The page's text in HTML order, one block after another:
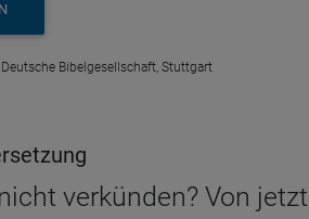
Bibelgesellschaft, Stuttgart
verkünden? Von